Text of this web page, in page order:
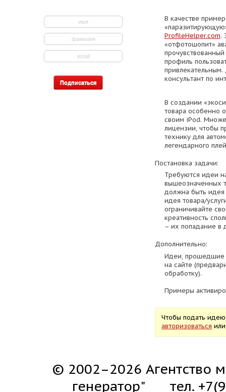
В качестве
ProfileHelper.com.
«отфотошопит»
профиль
консультант по
В создании
товара особенно
своим iPod.
лицензии, чтобы
технику для
легендарного
Постановка задачи:
Требуются идеи
вышеозначенных
должна быть
идея товара/
ограничивайте
креативность
– их попадание в
Дополнительно:
Идеи, прошедшие
на сайте
обработку).
Примеры
Чтобы подать
авторизоваться
© 2002–2026 Агентство
генератор"
тел.